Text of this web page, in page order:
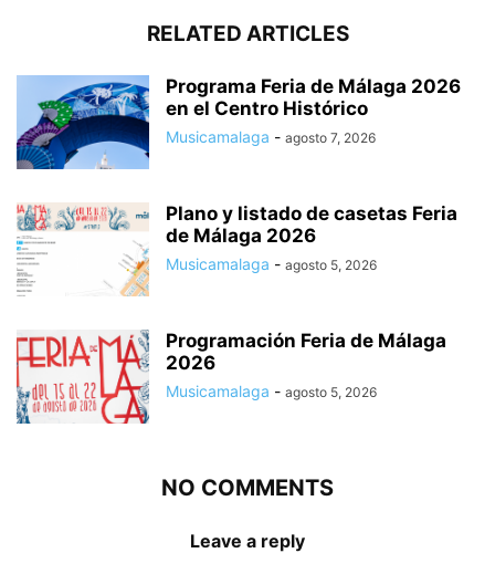
RELATED ARTICLES
Programa Feria de Málaga 2026
en el Centro Histórico
Musicamalaga - agosto 7, 2026
Plano y listado de casetas Feria
de Málaga 2026
Musicamalaga - agosto 5, 2026
Programación Feria de Málaga
2026
Musicamalaga - agosto 5, 2026
NO COMMENTS
Leave a reply